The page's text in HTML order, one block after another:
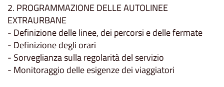
2. PROGRAMMAZIONE DELLE AUTOLINEE
EXTRAURBANE
- Definizione delle linee, dei percorsi e delle fermate
- Definizione degli orari
- Sorveglianza sulla regolarità del servizio
- Monitoraggio delle esigenze dei viaggiatori